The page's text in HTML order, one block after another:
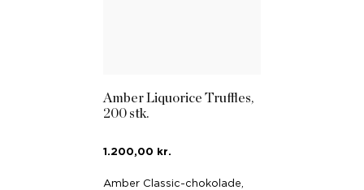
Amber Liquorice Truffles,
200 stk.
1.200,00 kr.
Amber Classic-chokolade,